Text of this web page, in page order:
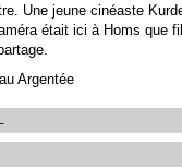
Une jeune cinéaste
était ici à Homs que
Argentée